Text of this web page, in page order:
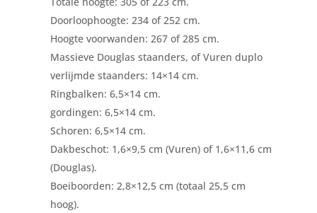
Doorloophoogte: 234 of 252 cm.
Hoogte voorwanden: 267 of 285 cm.
Massieve Douglas staanders, of Vuren duplo
verlijmde staanders: 14×14 cm.
Ringbalken: 6,5×14 cm.
gordingen: 6,5×14 cm.
Schoren: 6,5×14 cm.
Dakbeschot: 1,6×9,5 cm (Vuren) of 1,6×11,6 cm
(Douglas).
Boeiboorden: 2,8×12,5 cm (totaal 25,5 cm
hoog).